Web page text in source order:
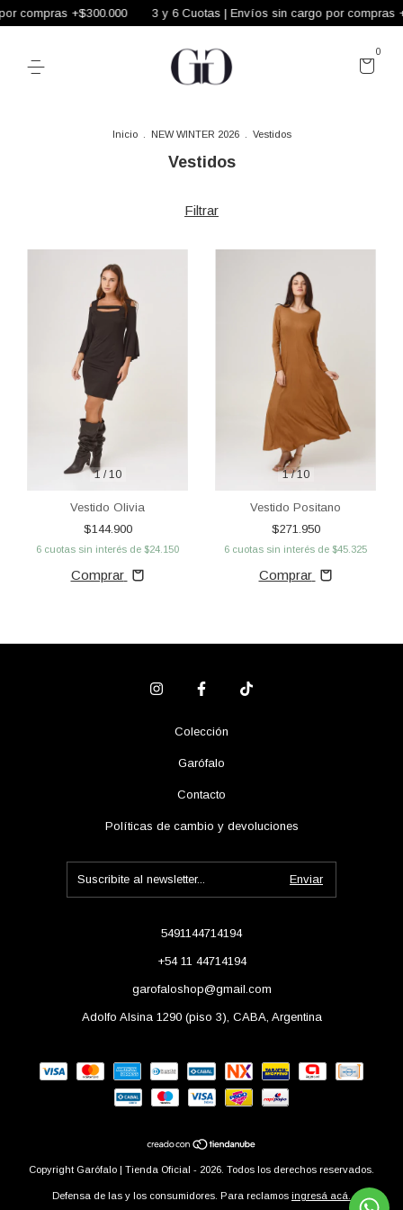
compras +$300.000 3 y 6 Cuotas | Envíos sin cargo por compras
0
Inicio NEW WINTER 2026 Vestidos
Vestidos
Filtrar
1 /10
Vestido Olivia
$144.900
6 cuotas sin interés de $24.150
Comprar
1/10
Vestido Positano
$271.950
6 cuotas sin interés de $45.325
Comprar
Colección
Garófalo
Contacto
Políticas de cambio y devoluciones
5491144714194
+54 11 44714194
garofaloshop@gmail.com
Adolfo Alsina 1290 (piso 3), CABA, Argentina
Copyright Garófalo | Tienda Oficial - 2026. Todos los derechos reservados.
Defensa de las y los consumidores. Para reclamos ingresá acá.